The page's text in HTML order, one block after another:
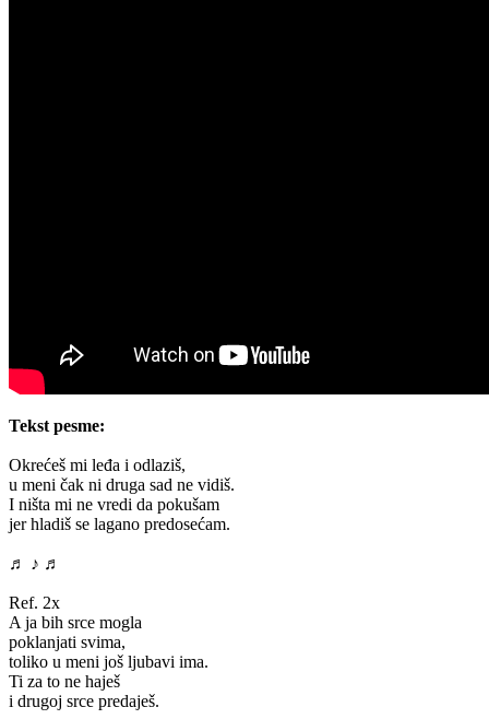
Tekst pesme:
Okrećeš mi leđa i odlaziš,
u meni čak ni druga sad ne vidiš.
I ništa mi ne vredi da pokušam
jer hladiš se lagano predosećam.
♬ ♪ ♬
Ref. 2x
A ja bih srce mogla
poklanjati svima,
toliko u meni još ljubavi ima.
Ti za to ne haješ
i drugoj srce predaješ.